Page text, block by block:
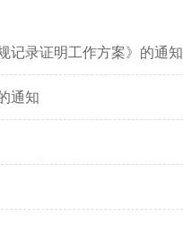
记录证明工作方案》的通知
通知